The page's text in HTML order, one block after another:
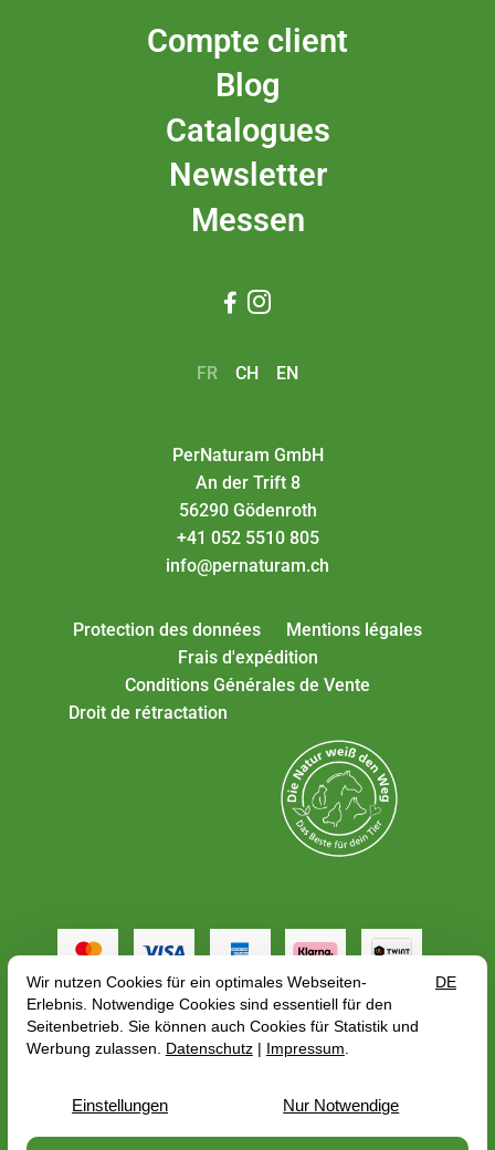
Compte client
Blog
Catalogues
Newsletter
Messen
 
FR CH EN
PerNaturam GmbH
An der Trift 8
56290 Gödenroth
+41 052 5510 805
info@pernaturam.ch
Protection des données
Mentions légales
Frais d'expédition
Conditions Générales de Vente
Droit de rétractation
Tous les tarifs incluent la TVA plusfrais de port
fonction de l'adresse de livraison, le prix brut peut
livraison.
© 2026 — PerNaturam GmbH